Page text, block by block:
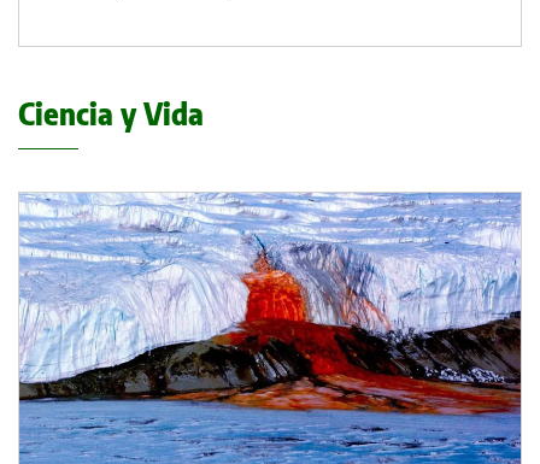
Ciencia y Vida